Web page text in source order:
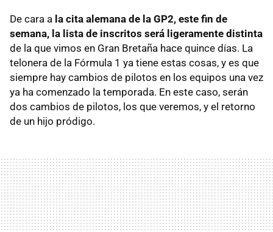
De cara a la cita alemana de la GP2, este fin de
semana, la lista de inscritos será ligeramente distinta
de la que vimos en Gran Bretaña hace quince días. La
telonera de la Fórmula 1 ya tiene estas cosas, y es que
siempre hay cambios de pilotos en los equipos una vez
ya ha comenzado la temporada. En este caso, serán
dos cambios de pilotos, los que veremos, y el retorno
de un hijo pródigo.